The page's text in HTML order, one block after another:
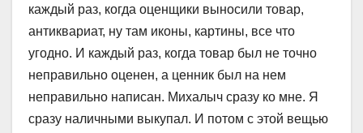
каждый раз, когда оценщики выносили товар,
антиквариат, ну там иконы, картины, все что
угодно. И каждый раз, когда товар был не точно
неправильно оценен, а ценник был на нем
неправильно написан. Михалыч сразу ко мне. Я
сразу наличными выкупал. И потом с этой вещью